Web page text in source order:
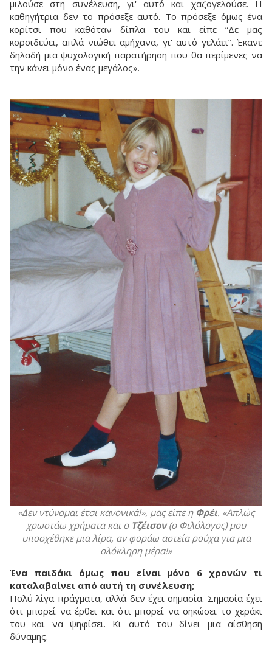
μιλούσε στη συνέλευση, γι' αυτό και χαζογελούσε. Η
καθηγήτρια δεν το πρόσεξε αυτό. Το πρόσεξε όμως ένα
κορίτσι που καθόταν δίπλα του και είπε “Δε μας
κοροϊδεύει, απλά νιώθει αμήχανα, γι' αυτό γελάει”. Έκανε
δηλαδή μια ψυχολογική παρατήρηση που θα περίμενες να
την κάνει μόνο ένας μεγάλος».
«Δεν ντύνομαι έτσι κανονικά!», μας είπε η Φρέι. «Απλώς
χρωστάω χρήματα και ο Τζέισον (ο Φιλόλογος) μου
υποσχέθηκε μια λίρα, αν φοράω αστεία ρούχα για μια
ολόκληρη μέρα!»
Ένα παιδάκι όμως που είναι μόνο 6 χρονών τι
καταλαβαίνει από αυτή τη συνέλευση;
Πολύ λίγα πράγματα, αλλά δεν έχει σημασία. Σημασία έχει
ότι μπορεί να έρθει και ότι μπορεί να σηκώσει το χεράκι
του και να ψηφίσει. Κι αυτό του δίνει μια αίσθηση
δύναμης.